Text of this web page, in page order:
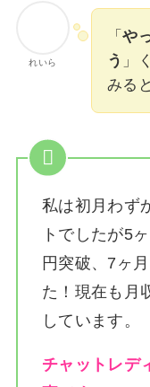
れいら
「や
う 」
みる
私は初月わず
トでしたが5
円突破、7ヶ
た！ 現在も月
しています。
チャットレデ